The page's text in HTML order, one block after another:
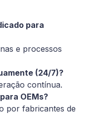
para
e processos
(24/7)?
contínua.
OEMs?
por fabricantes de